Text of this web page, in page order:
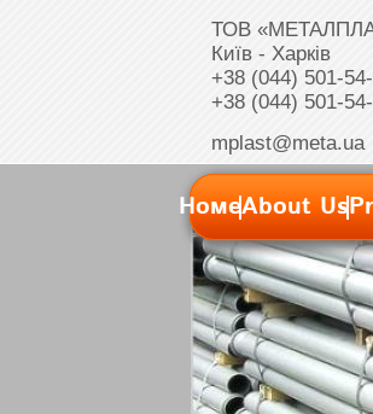
ТОВ
Київ - Харків
+38 (044) 501-
+38 (044) 501-
mplast@meta.ua
НомеAbout Us